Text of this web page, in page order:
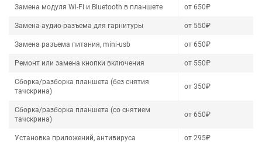
Замена модуля Wi-Fi и Bluetooth в планшете от 650₽
Замена аудио-разъема для гарнитуры от 550₽
Замена разъема питания, mini-usb от 650₽
Ремонт или замена кнопки включения от 550₽
Сборка/разборка планшета (без снятия
тачскрина)
от 350₽
Сборка/разборка планшета (со снятием
тачскрина)
от 650₽
Установка приложений, антивируса от 295₽